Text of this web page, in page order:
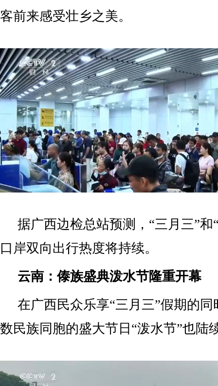
客前来感受壮乡之美。
据广西边检总站预测，“三月三”和
口岸双向出行热度将持续。
云南：傣族盛典泼水节隆重开幕
在广西民众乐享“三月三”假期的
数民族同胞的盛大节日“泼水节”也陆